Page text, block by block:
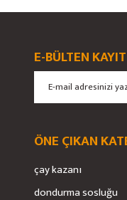
E-BÜLTEN KAYIT
ÖNE ÇIKAN
çay kazanı
dondurma sosluğu